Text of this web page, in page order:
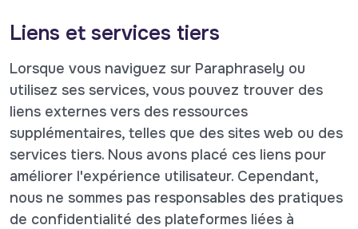
Liens et services tiers
Lorsque vous naviguez sur Paraphrasely ou
utilisez ses services, vous pouvez trouver des
liens externes vers des ressources
supplémentaires, telles que des sites web ou des
services tiers. Nous avons placé ces liens pour
améliorer l'expérience utilisateur. Cependant,
nous ne sommes pas responsables des pratiques
de confidentialité des plateformes liées à